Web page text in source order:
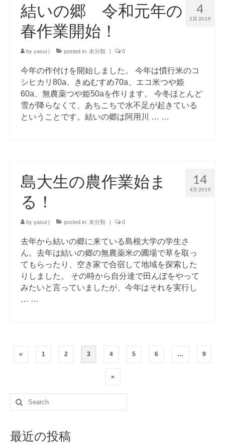
4
5月 2019
結いの郷 令和元年の
春作業開始！
by yasui | posted in: 未分類 | 0
今年の作付けを開始しました。 今年は慣行米のコ
シヒカリ80a、きぬむすめ70a、エコ米つや姫
60a、無農薬つや姫50aを作ります。 今冬ほとんど
雪が降らなくて、あちこちで水不足が起きている
ということです。結いの郷は阿用川 … …
14
4月 2019
島大生の農作業始ま
る！
by yasui | posted in: 未分類 | 0
去年から結いの郷に来ている島根大学の学生さ
ん。去年は結いの郷の無農薬米の圃場で草を取っ
てもらったり、空き家で合宿して地域を探索した
りしました。 その時から自分達で田んぼをやって
みたいと言っていましたが、今年はそれを実行し
… …
投
ナ
ゲ
« 1 2 3 4 5 6 … 9
»
Search
for:
最近の投稿